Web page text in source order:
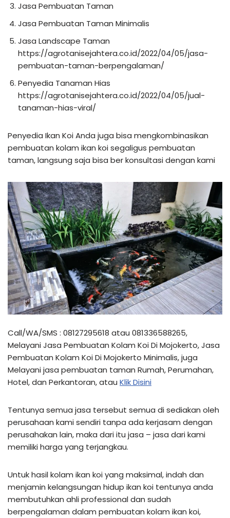
Jasa Pembuatan Taman
Jasa Pembuatan Taman Minimalis
Jasa Landscape Taman
https://agrotanisejahtera.co.id/2022/04/05/jasa-
pembuatan-taman-berpengalaman/
Penyedia Tanaman Hias
https://agrotanisejahtera.co.id/2022/04/05/jual-
tanaman-hias-viral/
Penyedia Ikan Koi Anda juga bisa mengkombinasikan
pembuatan kolam ikan koi segaligus pembuatan
taman, langsung saja bisa ber konsultasi dengan kami
Call/WA/SMS : 08127295618 atau 081336588265,
Melayani Jasa Pembuatan Kolam Koi Di Mojokerto, Jasa
Pembuatan Kolam Koi Di Mojokerto Minimalis, juga
Melayani jasa pembuatan taman Rumah, Perumahan,
Hotel, dan Perkantoran, atau Klik Disini
Tentunya semua jasa tersebut semua di sediakan oleh
perusahaan kami sendiri tanpa ada kerjasam dengan
perusahakan lain, maka dari itu jasa – jasa dari kami
memiliki harga yang terjangkau.
Untuk hasil kolam ikan koi yang maksimal, indah dan
menjamin kelangsungan hidup ikan koi tentunya anda
membutuhkan ahli professional dan sudah
berpengalaman dalam pembuatan kolam ikan koi,